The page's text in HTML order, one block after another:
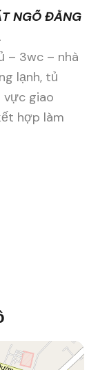
NGÕ ĐẰNG
– 3wc – nhà
lạnh, tủ
vực giao
hợp làm